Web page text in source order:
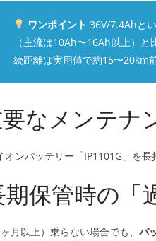
ワンポイント 36V/7.4Ahと
（主流は10Ah〜16Ah以上）
続距離は実用値で約15〜20km
なメンテナ
オンバッテリー「IP1101G」を
保管時の「
月以上）乗らない場合でも、 バ